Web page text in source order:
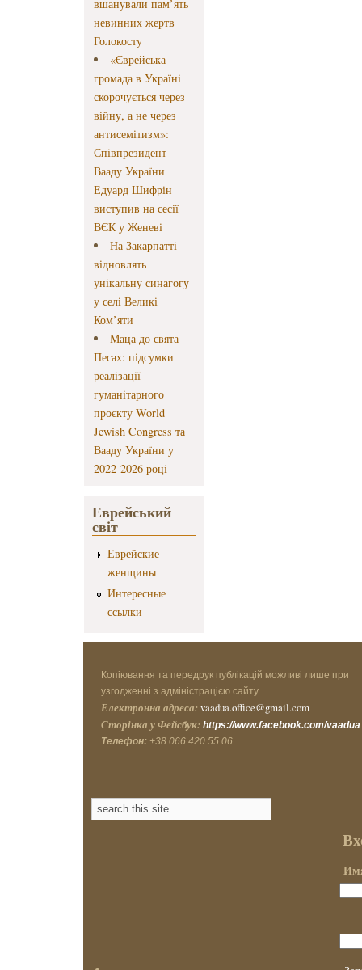
вшанували пам’ять
невинних жертв
Голокосту
«Єврейська
громада в Україні
скорочується через
війну, а не через
антисемітизм»:
Співпрезидент
Вааду України
Едуард Шифрін
виступив на сесії
ВЄК у Женеві
На Закарпатті
відновлять
унікальну синагогу
у селі Великі
Ком’яти
Маца до свята
Песах: підсумки
реалізації
гуманітарного
проєкту World
Jewish Congress та
Вааду України у
2022-2026 році
Еврейський
світ
Еврейские
женщины
Интересные
ссылки
Копіювання та передрук публікацій можливі лише при
узгодженні з адміністрацією сайту.
Електронна адреса: vaadua.office@gmail.com
Сторінка у Фейсбук: https://www.facebook.com/vaadua
Телефон: +38 066 420 55 06.